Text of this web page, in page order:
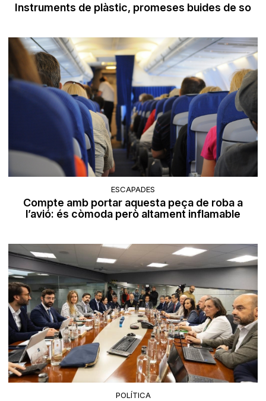
Instruments de plàstic, promeses buides de so
ESCAPADES
Compte amb portar aquesta peça de roba a
l’avió: és còmoda però altament inflamable
POLÍTICA